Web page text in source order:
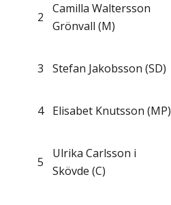
2
Camilla Waltersson
Grönvall (M)
3 Stefan Jakobsson (SD)
4 Elisabet Knutsson (MP)
5
Ulrika Carlsson i
Skövde (C)